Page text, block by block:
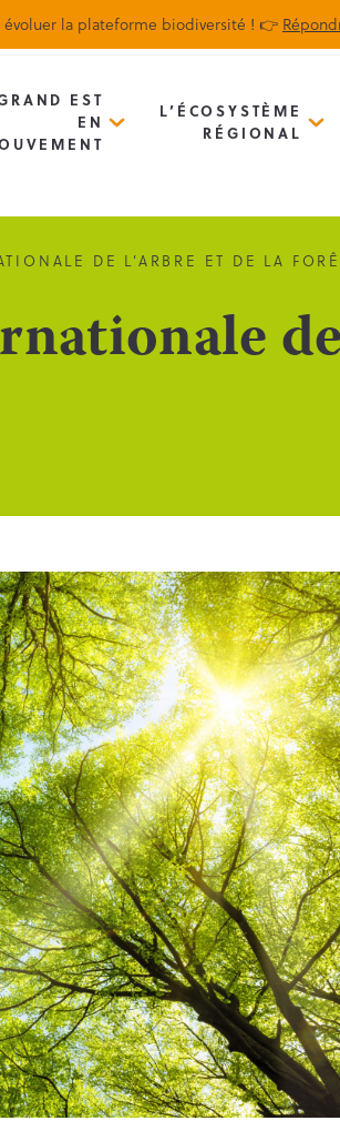
évoluer la plateforme biodiversité ! 👉
Biodiv’Map
EST
EN
L’ÉCOSYSTÈME
RÉGIONAL
DE L’ARBRE ET DE LA